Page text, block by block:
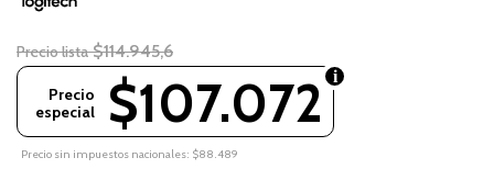
Precio lista $114.945,6
$107.072
Precio
especial
Precio sin impuestos nacionales: $88.489